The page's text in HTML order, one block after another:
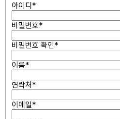
아이디 *
비밀번호*
비밀번호 확인*
이름*
연락처 *
이메일*